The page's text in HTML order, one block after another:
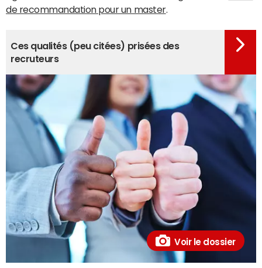
de recommandation pour un master.
Voir le dossier
Ces qualités (peu citées) prisées des
recruteurs